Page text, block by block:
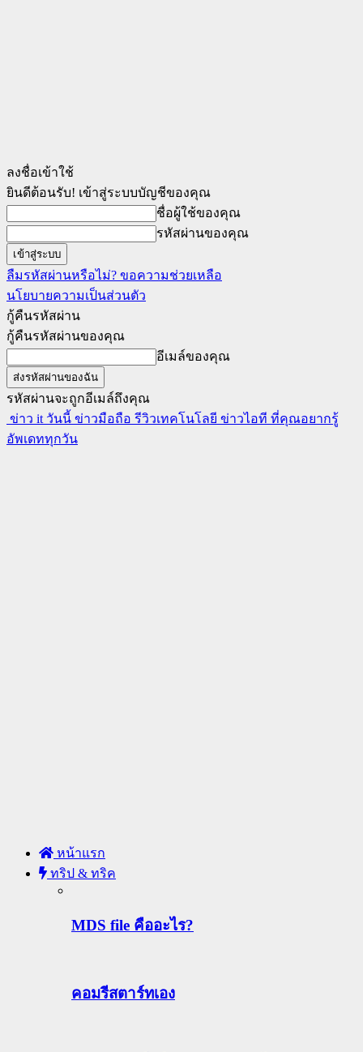
ลงชื่อเข้าใช้
ยินดีต้อนรับ! เข้าสู่ระบบบัญชีของคุณ
ชื่อผู้ใช้ของคุณ
รหัสผ่านของคุณ
ลืมรหัสผ่านหรือไม่? ขอความช่วยเหลือ
นโยบายความเป็นส่วนตัว
กู้คืนรหัสผ่าน
กู้คืนรหัสผ่านของคุณ
อีเมล์ของคุณ
รหัสผ่านจะถูกอีเมล์ถึงคุณ
ข่าว it วันนี้ ข่าวมือถือ รีวิวเทคโนโลยี ข่าวไอที ที่คุณอยากรู้
อัพเดททุกวัน
หน้าแรก
ทริป & ทริค
MDS file คืออะไร?
คอมรีสตาร์ทเอง